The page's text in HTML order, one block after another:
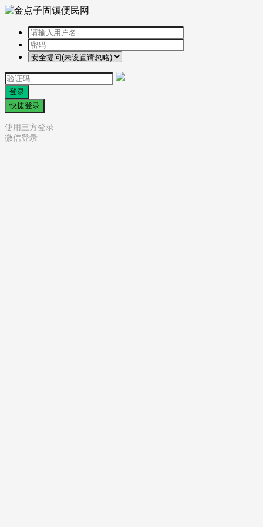
登录
快捷登录
使用三方登录
微信登录